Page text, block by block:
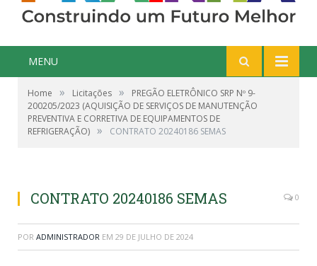
MENU
Home » Licitações »
PREGÃO ELETRÔNICO SRP Nº 9-
200205/2023 (AQUISIÇÃO DE SERVIÇOS DE MANUTENÇÃO
PREVENTIVA E CORRETIVA DE EQUIPAMENTOS DE
REFRIGERAÇÃO) » CONTRATO 20240186 SEMAS
CONTRATO 20240186 SEMAS 0
POR ADMINISTRADOR EM 29 DE JULHO DE 2024